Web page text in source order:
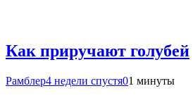
Как приручают голубей
Рамблер4 недели спустя01 минуты